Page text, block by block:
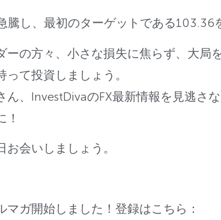
騰し、最初のターゲットである103.36
ーの方々、小さな損失に焦らず、大局
って投資しましょう。
ん、InvestDivaのFX最新情報を見逃さ
！
お会いしましょう。
マガ開始しました！登録はこちら：